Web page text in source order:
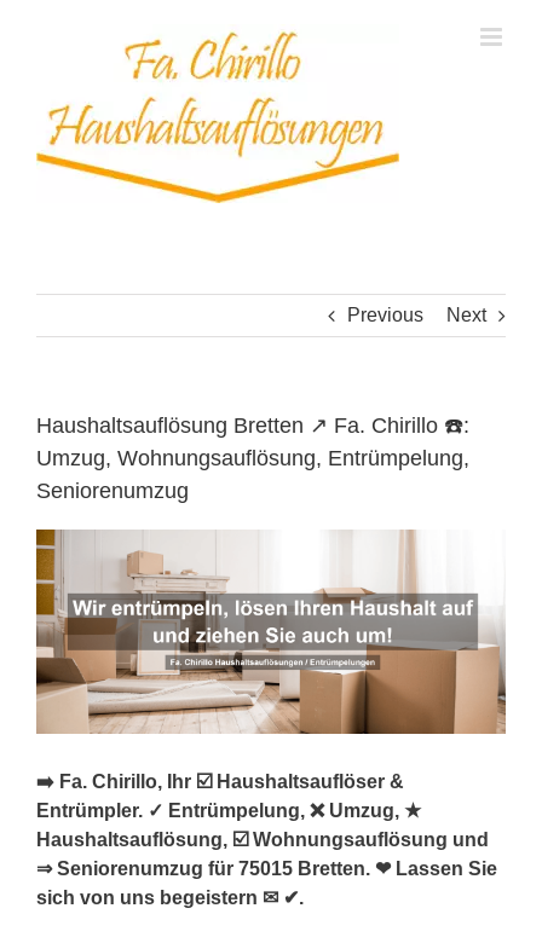
Previous Next
Haushaltsauflösung Bretten ↗️ Fa. Chirillo ☎️:
Umzug, Wohnungsauflösung, Entrümpelung,
Seniorenumzug
➡️ Fa. Chirillo, Ihr ☑️ Haushaltsauflöser &
Entrümpler. ✓ Entrümpelung, ❌ Umzug, ★
Haushaltsauflösung, ☑️ Wohnungsauflösung und
⇒ Seniorenumzug für 75015 Bretten. ❤ Lassen Sie
sich von uns begeistern ✉ ✔.